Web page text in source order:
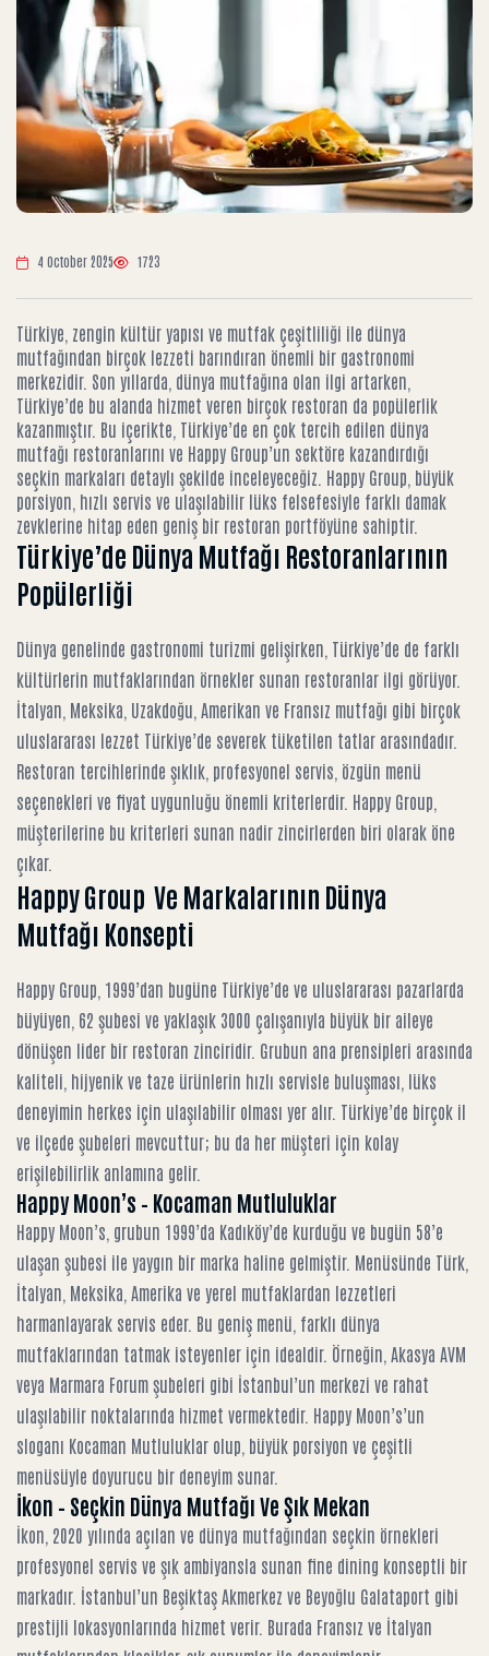
4 October 2025 1723
Türkiye, zengin kültür yapısı ve mutfak çeşitliliği ile dünya
mutfağından birçok lezzeti barındıran önemli bir gastronomi
merkezidir. Son yıllarda, dünya mutfağına olan ilgi artarken,
Türkiye’de bu alanda hizmet veren birçok restoran da popülerlik
kazanmıştır. Bu içerikte, Türkiye’de en çok tercih edilen dünya
mutfağı restoranlarını ve Happy Group’un sektöre kazandırdığı
seçkin markaları detaylı şekilde inceleyeceğiz. Happy Group, büyük
porsiyon, hızlı servis ve ulaşılabilir lüks felsefesiyle farklı damak
zevklerine hitap eden geniş bir restoran portföyüne sahiptir.
Türkiye’de Dünya Mutfağı Restoranlarının
Popülerliği
Dünya genelinde gastronomi turizmi gelişirken, Türkiye’de de farklı
kültürlerin mutfaklarından örnekler sunan restoranlar ilgi görüyor.
İtalyan, Meksika, Uzakdoğu, Amerikan ve Fransız mutfağı gibi birçok
uluslararası lezzet Türkiye’de severek tüketilen tatlar arasındadır.
Restoran tercihlerinde şıklık, profesyonel servis, özgün menü
seçenekleri ve fiyat uygunluğu önemli kriterlerdir. Happy Group,
müşterilerine bu kriterleri sunan nadir zincirlerden biri olarak öne
çıkar.
Happy Group Ve Markalarının Dünya
Mutfağı Konsepti
Happy Group, 1999’dan bugüne Türkiye’de ve uluslararası pazarlarda
büyüyen, 62 şubesi ve yaklaşık 3000 çalışanıyla büyük bir aileye
dönüşen lider bir restoran zinciridir. Grubun ana prensipleri arasında
kaliteli, hijyenik ve taze ürünlerin hızlı servisle buluşması, lüks
deneyimin herkes için ulaşılabilir olması yer alır. Türkiye’de birçok il
ve ilçede şubeleri mevcuttur; bu da her müşteri için kolay
erişilebilirlik anlamına gelir.
Happy Moon’s – Kocaman Mutluluklar
Happy Moon’s, grubun 1999’da Kadıköy’de kurduğu ve bugün 58’e
ulaşan şubesi ile yaygın bir marka haline gelmiştir. Menüsünde Türk,
İtalyan, Meksika, Amerika ve yerel mutfaklardan lezzetleri
harmanlayarak servis eder. Bu geniş menü, farklı dünya
mutfaklarından tatmak isteyenler için idealdir. Örneğin, Akasya AVM
veya Marmara Forum şubeleri gibi İstanbul’un merkezi ve rahat
ulaşılabilir noktalarında hizmet vermektedir. Happy Moon’s’un
sloganı Kocaman Mutluluklar olup, büyük porsiyon ve çeşitli
menüsüyle doyurucu bir deneyim sunar.
İkon – Seçkin Dünya Mutfağı Ve Şık Mekan
İkon, 2020 yılında açılan ve dünya mutfağından seçkin örnekleri
profesyonel servis ve şık ambiyansla sunan fine dining konseptli bir
markadır. İstanbul’un Beşiktaş Akmerkez ve Beyoğlu Galataport gibi
prestijli lokasyonlarında hizmet verir. Burada Fransız ve İtalyan